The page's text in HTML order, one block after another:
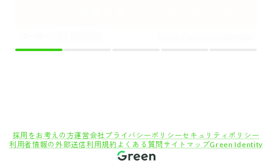
採用をお考えの方運営会社 プライバシーポリシーセキュリティポリシー
利用者情報の外部送信利用規約 よくある質問 サイトマップGreen Identity